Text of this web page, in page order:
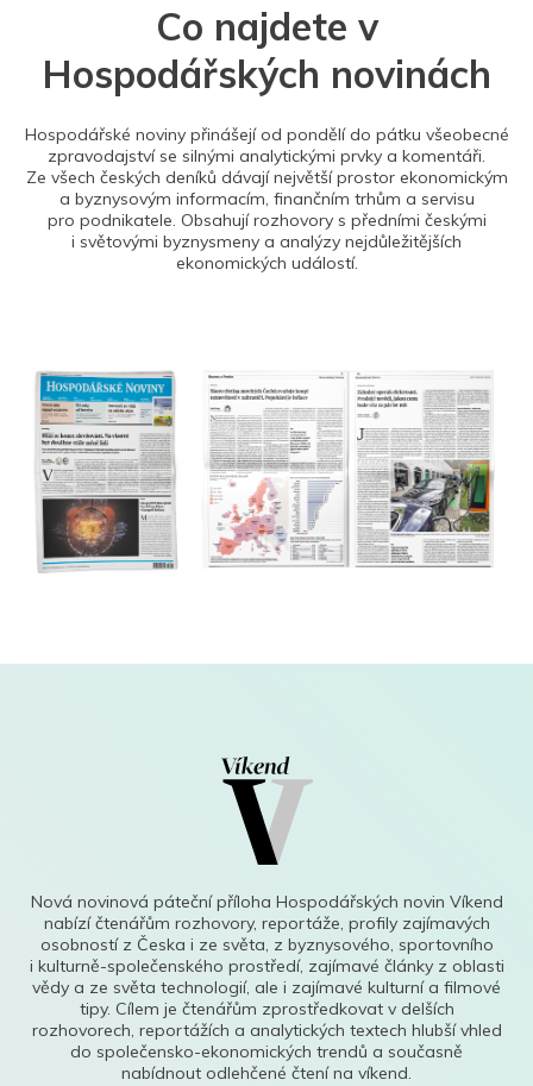
Co najdete v
Hospodářských novinách
Hospodářské noviny přinášejí od pondělí do pátku všeobecné
zpravodajství se silnými analytickými prvky a komentáři.
Ze všech českých deníků dávají největší prostor ekonomickým
a byznysovým informacím, finančním trhům a servisu
pro podnikatele. Obsahují rozhovory s předními českými
i světovými byznysmeny a analýzy nejdůležitějších
ekonomických událostí.
Nová novinová páteční příloha Hospodářských novin Víkend
nabízí čtenářům rozhovory, reportáže, profily zajímavých
osobností z Česka i ze světa, z byznysového, sportovního
i kulturně-společenského prostředí, zajímavé články z oblasti
vědy a ze světa technologií, ale i zajímavé kulturní a filmové
tipy. Cílem je čtenářům zprostředkovat v delších
rozhovorech, reportážích a analytických textech hlubší vhled
do společensko-ekonomických trendů a současně
nabídnout odlehčené čtení na víkend.